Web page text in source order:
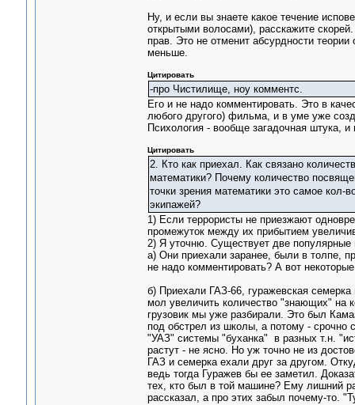
Ну, и если вы знаете какое течение
открытыми волосами), расскажите
прав. Это не отменит абсурдности
меньше.
Цитировать
-про Чистилище, ноу комментс.
Его и не надо комментировать. Это в
любого другого) фильма, и в уме уже
Психология - вообще загадочная штука,
Цитировать
2. Кто как приехал. Как связано
математики? Почему количество
точки зрения математики это самое
экипажей?
1) Если террористы не приезжают
промежуток между их прибытием
2) Я уточню. Существует две популярные
а) Они приехали заранее, были в толпе,
не надо комментировать? А вот
б) Приехали ГАЗ-66, гуражевская
мол увеличить количество "знающих" на
грузовик мы уже разбирали. Это был
под обстрел из школы, а потому - срочно
"УАЗ" системы "буханка" в разных т.н.
растут - не ясно. Но уж точно не из
ГАЗ и семерка ехали друг за другом.
ведь тогда Гуражев бы ее заметил.
тех, кто был в той машине? Ему лишний
рассказал, а про этих забыл почему-то.